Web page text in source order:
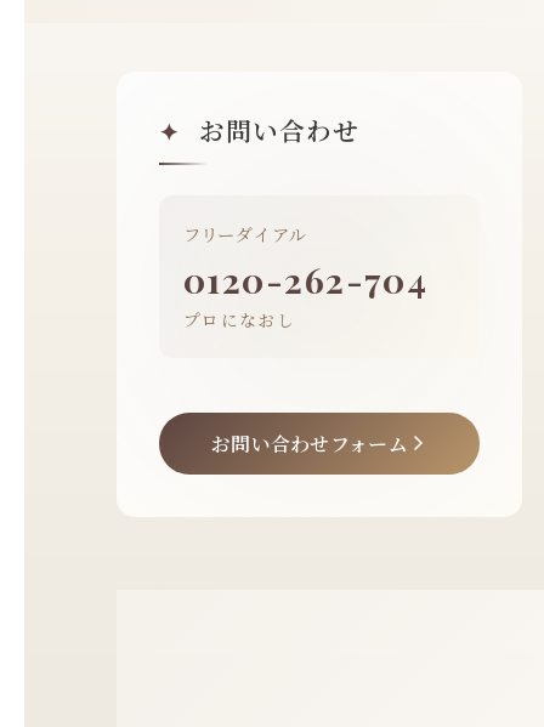
✦ お問い合わせ
フリーダイアル
0120-262-704
プロになおし
お問い合わせフォーム